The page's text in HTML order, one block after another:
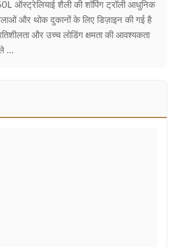
ऑस्ट्रेलियाई शैली की शॉपिंग ट्रॉली आधुनिक
और थोक दुकानों के लिए डिज़ाइन की गई है
और उच्च लोडिंग क्षमता की आवश्यकता
...